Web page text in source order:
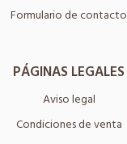
Formulario de contacto
PÁGINAS LEGALES
Aviso legal
Condiciones de venta